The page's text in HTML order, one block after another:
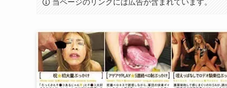
当ページのリンクには広告が含まれています。